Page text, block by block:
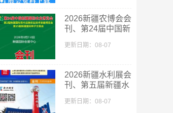
​2026新疆农博会会
刊、第24届中国新
会刊
更新日期：08-07
2026新疆水利展会
刊、第五届新疆水
商名录
更新日期：08-07